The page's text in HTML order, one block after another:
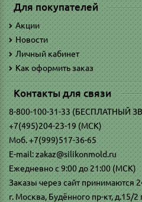
Для покупателей
Акции
Новости
Личный кабинет
Как оформить заказ
Контакты для связи
8-800-100-31-33 (БЕСПЛАТНЫЙ
+7(495)204-23-19 (МСК)
Моб. +7(999)517-36-65
E-mail: zakaz@silikonmold.ru
Ежедневно с 9:00 до 21:00 (МСК)
Заказы через сайт принимаются
г. Москва, Будённого пр-кт, д.15/